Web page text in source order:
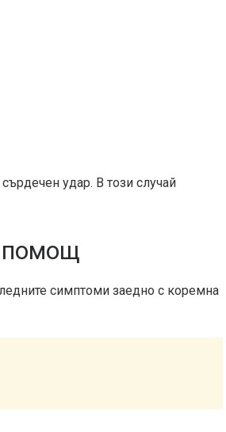
удар. В този случай
помощ
симптоми заедно с коремна